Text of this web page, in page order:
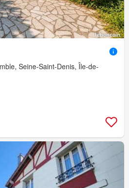
Seine-Saint-Denis, Île-de-